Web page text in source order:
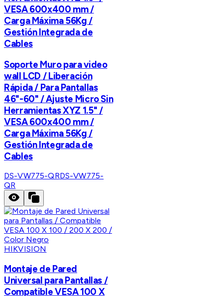
VESA 600x400 mm /
Carga Máxima 56Kg /
Gestión Integrada de
Cables
Soporte Muro para video
wall LCD / Liberación
Rápida / Para Pantallas
46"-60" / Ajuste Micro Sin
Herramientas XYZ 1.5" /
VESA 600x400 mm /
Carga Máxima 56Kg /
Gestión Integrada de
Cables
DS-VW775-QRDS-VW775-
QR
HIKVISION
Montaje de Pared
Universal para Pantallas /
Compatible VESA 100 X